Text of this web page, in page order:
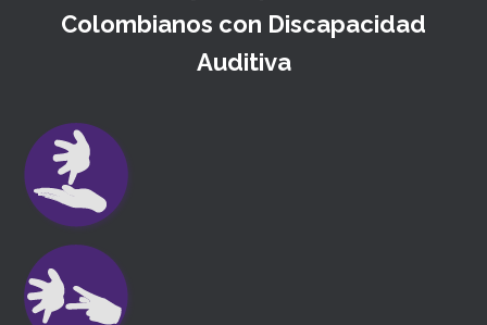
Colombianos con Discapacidad
Auditiva